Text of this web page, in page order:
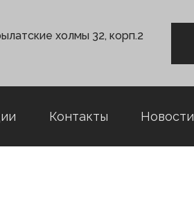
холмы 32, корп.2
Контакты Новости